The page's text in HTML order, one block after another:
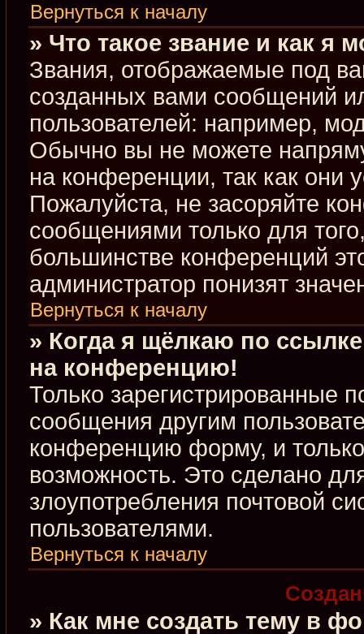
Вернуться к началу
» Что такое звание и как я
Звания, отображаемые под
созданных вами сообщений
пользователей: например,
Обычно вы не можете
на конференции, так как они
Пожалуйста, не засоряйте
сообщениями только для
большинстве конференций
администратор понизят
Вернуться к началу
» Когда я щёлкаю по
на конференцию!
Только зарегистрированные
сообщения другим
конференцию форму, и
возможность. Это сделано
злоупотребления почтовой
пользователями.
Вернуться к началу
» Как мне создать тему в